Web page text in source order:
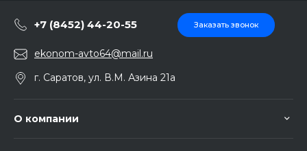
+7 (8452) 44-20-55 Заказать звонок
ekonom-avto64@mail.ru
г. Саратов, ул. В.М. Азина 21а
О компании